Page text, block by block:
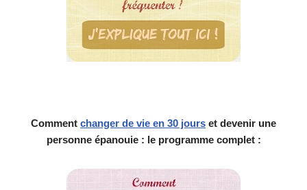
Comment changer de vie en 30 jours et devenir une
personne épanouie : le programme complet :